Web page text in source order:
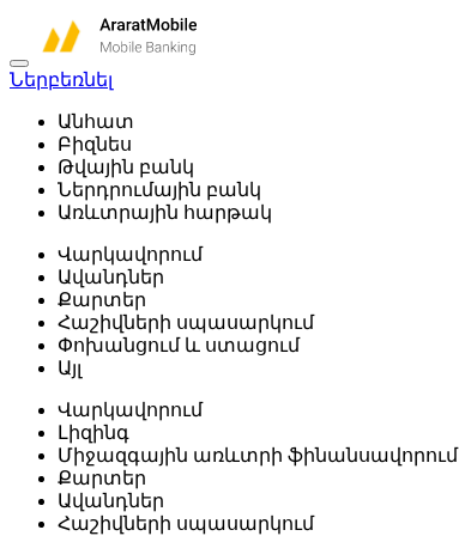
Ներբեռնել
Անհատ
Բիզնես
Թվային բանկ
Ներդրումային բանկ
Առևտրային հարթակ
Վարկավորում
Ավանդներ
Քարտեր
Հաշիվների սպասարկում
Փոխանցում և ստացում
Այլ
Վարկավորում
Լիզինգ
Միջազգային առևտրի ֆինանսավորում
Քարտեր
Ավանդներ
Հաշիվների սպասարկում